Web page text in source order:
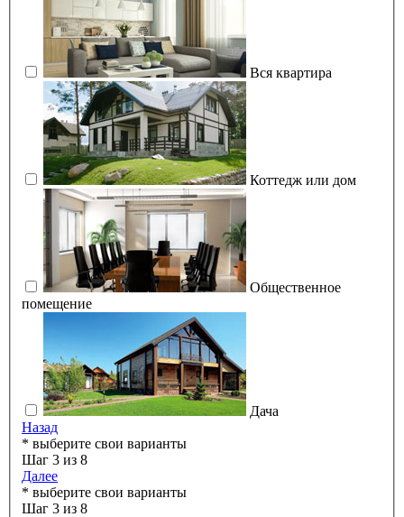
Вся квартира
Коттедж или дом
Общественное
помещение
Дача
Назад
* выберите свои варианты
Шаг 3 из 8
Далее
* выберите свои варианты
Шаг 3 из 8